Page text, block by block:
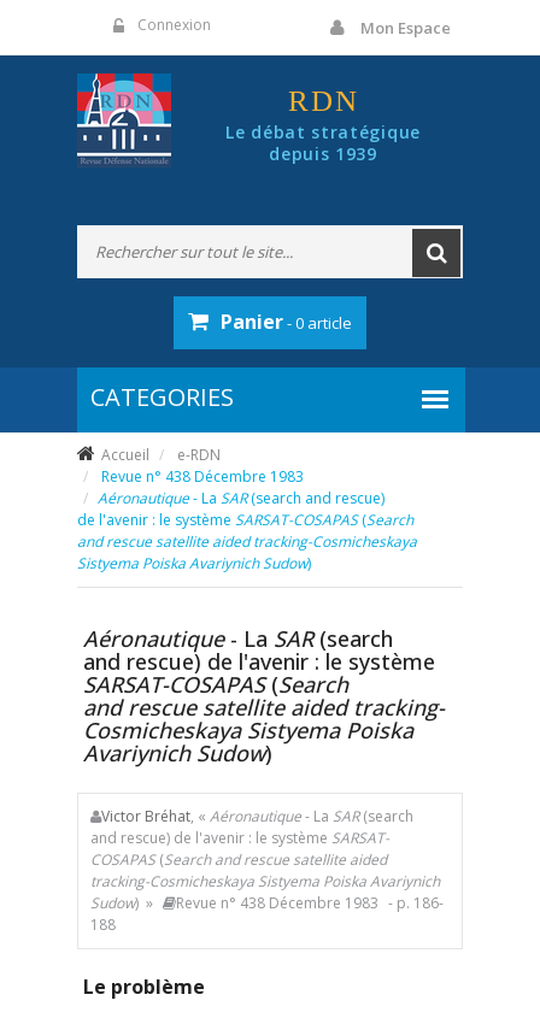
Connexion Mon Espace
RDN
Le débat stratégique
depuis 1939
Panier- 0 article
Accueil
e-RDN
Revue n° 438 Décembre 1983
Aéronautique- La SAR(search and rescue)
de l'avenir : le système SARSAT-COSAPAS(Search
and rescue satellite aided tracking-Cosmicheskaya
Sistyema Poiska Avariynich Sudow)
Aéronautique - La SAR(search
and rescue) de l'avenir : le système
SARSAT-COSAPAS(Search
and rescue satellite aided tracking-
Cosmicheskaya Sistyema Poiska
Avariynich Sudow)
Victor Bréhat, « Aéronautique- La SAR(search
and rescue) de l'avenir : le système SARSAT-
COSAPAS(Search and rescue satellite aided
tracking-Cosmicheskaya Sistyema Poiska Avariynich
Sudow) » Revue n° 438 Décembre 1983 - p. 186-
188
Le problème